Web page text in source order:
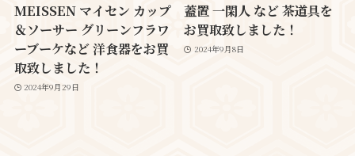
MEISSEN マイセン カップ
＆ソーサー グリーンフラワ
ーブーケなど 洋食器をお買
取致しました！
2024年9月29日
蓋置 一閑人 など 茶道具を
お買取致しました！
2024年9月8日